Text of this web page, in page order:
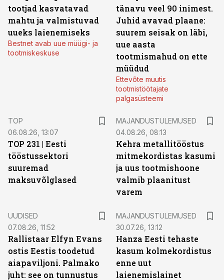
tootjad kasvatavad
mahtu ja valmistuvad
uueks laienemiseks
Bestnet avab uue müügi- ja
tootmiskeskuse
tänavu veel 90 inimest.
Juhid avavad plaane:
suurem seisak on läbi,
uue aasta
tootmismahud on ette
müüdud
Ettevõte muutis
tootmistöötajate
palgasüsteemi
TOP
06.08.26, 13:07
TOP 231 | Eesti
tööstussektori
suuremad
maksuvõlglased
MAJANDUSTULEMUSED
04.08.26, 08:13
Kehra metallitööstus
mitmekordistas kasumi
ja uus tootmishoone
valmib plaanitust
varem
UUDISED
07.08.26, 11:52
Rallistaar Elfyn Evans
ostis Eestis toodetud
aiapaviljoni. Palmako
juht: see on tunnustus
MAJANDUSTULEMUSED
30.07.26, 13:12
Hanza Eesti tehaste
kasum kolmekordistus
enne uut
laienemislainet